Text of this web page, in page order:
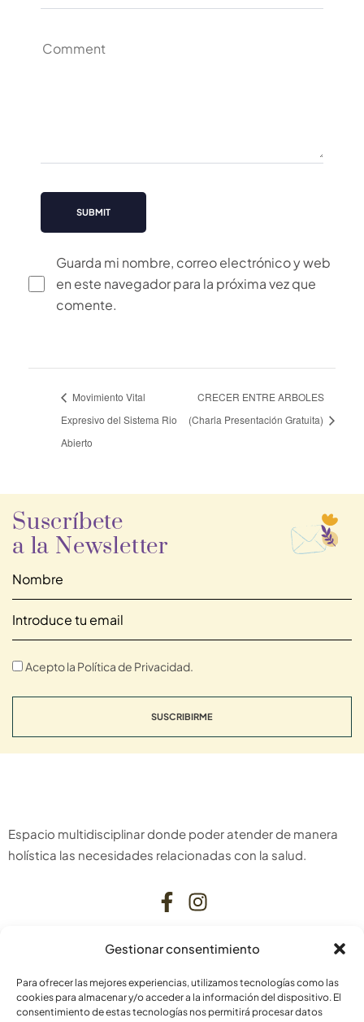
Gestionar consentimiento
Para ofrecer las mejores experiencias, utilizamos tecnologías como las
cookies para almacenar y/o acceder a la información del dispositivo. El
consentimiento de estas tecnologías nos permitirá procesar datos
Guarda mi nombre, correo electrónico y web
en este navegador para la próxima vez que
comente.
Movimiento Vital
Expresivo del Sistema Rio
Abierto
CRECER ENTRE ARBOLES
(Charla Presentación Gratuita)
Suscríbete
a la Newsletter
Acepto la Política de Privacidad.
SUSCRIBIRME
Espacio multidisciplinar donde poder atender de manera
holística las necesidades relacionadas con la salud.
C. Bardenas Reales, 11, bajo
31006 Pamplona